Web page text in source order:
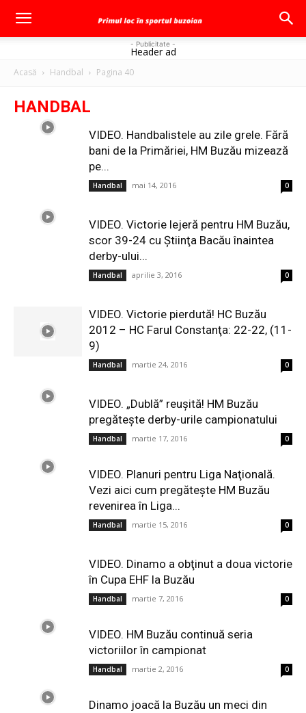
- Publicitate -
Header ad
Acasă Handbal Pagina 40
HANDBAL
VIDEO. Handbalistele au zile grele. Fără
bani de la Primăriei, HM Buzău mizează
pe...
Handbal mai 14, 2016 0
VIDEO. Victorie lejeră pentru HM Buzău,
scor 39-24 cu Ştiinţa Bacău înaintea
derby-ului...
Handbal aprilie 3, 2016 0
VIDEO. Victorie pierdută! HC Buzău
2012 – HC Farul Constanţa: 22-22, (11-
9)
Handbal martie 24, 2016 0
VIDEO. „Dublă” reuşită! HM Buzău
pregăteşte derby-urile campionatului
Handbal martie 17, 2016 0
VIDEO. Planuri pentru Liga Naţională.
Vezi aici cum pregăteşte HM Buzău
revenirea în Liga...
Handbal martie 15, 2016 0
VIDEO. Dinamo a obţinut a doua victorie
în Cupa EHF la Buzău
Handbal martie 7, 2016 0
VIDEO. HM Buzău continuă seria
victoriilor în campionat
Handbal martie 2, 2016 0
Dinamo joacă la Buzău un meci din